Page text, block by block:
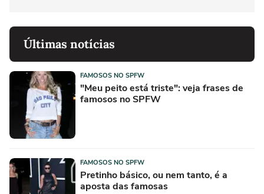
Últimas notícias
FAMOSOS NO SPFW
"Meu peito está triste": veja frases de
famosos no SPFW
FAMOSOS NO SPFW
Pretinho básico, ou nem tanto, é a
aposta das famosas